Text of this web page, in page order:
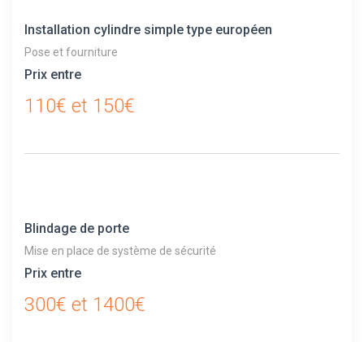
Installation cylindre simple type européen
Pose et fourniture
Prix entre
110€ et 150€
Blindage de porte
Mise en place de système de sécurité
Prix entre
300€ et 1400€